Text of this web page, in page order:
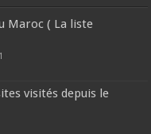
Maroc ( La liste
visités depuis le